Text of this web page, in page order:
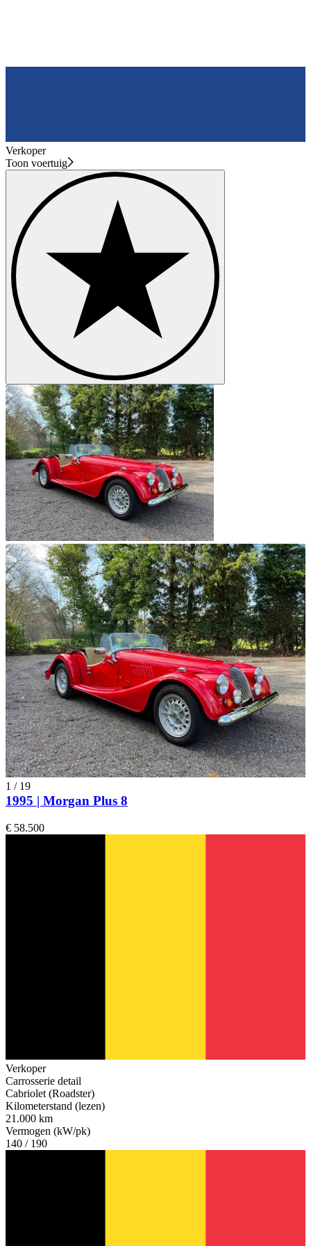
Verkoper
Toon voertuig
1 / 19
1995 | Morgan Plus 8
€ 58.500
Verkoper
Carrosserie detail
Cabriolet (Roadster)
Kilometerstand (lezen)
21.000 km
Vermogen (kW/pk)
140 / 190